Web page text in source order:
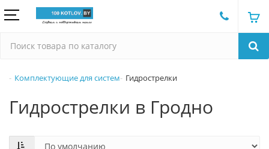
Комплектующие для систем Гидрострелки
Гидрострелки в Гродно